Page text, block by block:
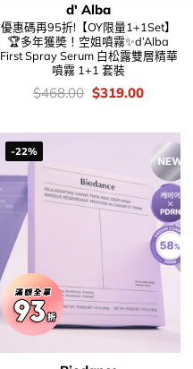
d' Alba
優惠碼再95折!【OY限量1+1Set】
🏆多年獲奬！空姐噴霧✨d’Alba
First Spray Serum 白松露雙層精華
噴霧 1+1 套裝
價
錢：
$468.00 Original
price
$468.00.
$319.00Current
-22%